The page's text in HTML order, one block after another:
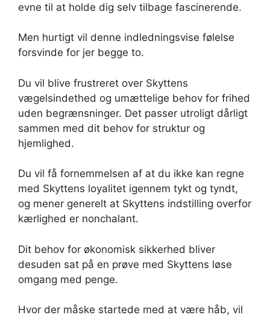
evne til at holde dig selv tilbage fascinerende.
Men hurtigt vil denne indledningsvise følelse
forsvinde for jer begge to.
Du vil blive frustreret over Skyttens
vægelsindethed og umættelige behov for frihed
uden begrænsninger. Det passer utroligt dårligt
sammen med dit behov for struktur og
hjemlighed.
Du vil få fornemmelsen af at du ikke kan regne
med Skyttens loyalitet igennem tykt og tyndt,
og mener generelt at Skyttens indstilling overfor
kærlighed er nonchalant.
Dit behov for økonomisk sikkerhed bliver
desuden sat på en prøve med Skyttens løse
omgang med penge.
Hvor der måske startede med at være håb, vil